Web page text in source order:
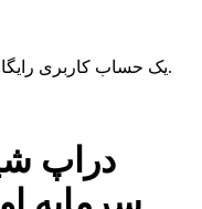
یک حساب کاربری رایگان برای ذخیره آیتم‌های محبوب ایجاد کنید.
دراپ